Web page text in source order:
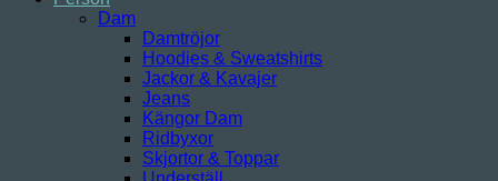
Dam
Damtröjor
Hoodies & Sweatshirts
Jackor & Kavajer
Jeans
Kängor Dam
Ridbyxor
Skjortor & Toppar